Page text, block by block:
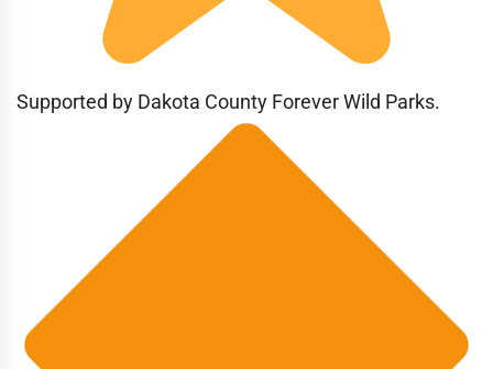
Supported by Dakota County Forever Wild Parks.